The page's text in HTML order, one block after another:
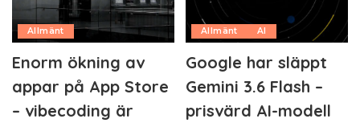
Allmänt
Enorm ökning av
appar på App Store
– vibecoding är
Allmänt AI
Google har släppt
Gemini 3.6 Flash –
prisvärd AI-modell